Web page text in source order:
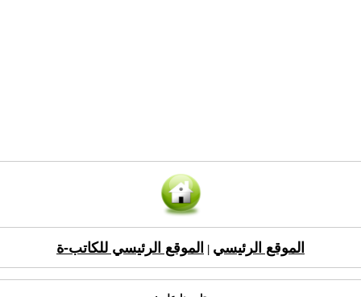
الموقع الرئيسي الموقع الرئيسي للكاتب-ة